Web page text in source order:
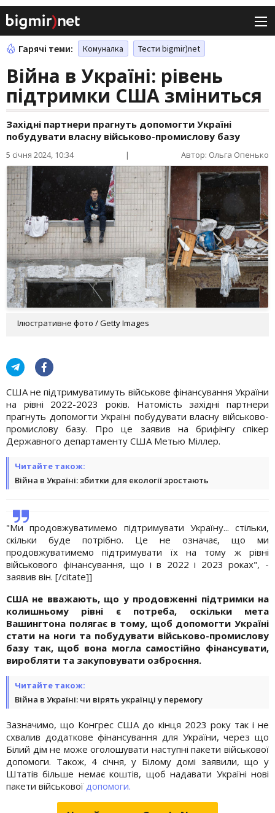
Гарячі теми: Комуналка Тести bigmir)net
Війна в Україні: рівень
підтримки США зміниться
Західні партнери прагнуть допомогти Україні
побудувати власну військово-промислову базу
5 січня 2024, 10:34 | Автор: Ольга Опенько
Ілюстративне фото / Getty Images
США не підтримуватимуть військове фінансування України
на рівні 2022-2023 років. Натомість західні партнери
прагнуть допомогти Україні побудувати власну військово-
промислову базу. Про це заявив на брифінгу спікер
Державного департаменту США Метью Міллер.
Читайте також:
Війна в Україні: збитки для екології зростають
"Ми продовжуватимемо підтримувати Україну... стільки,
скільки буде потрібно. Це не означає, що ми
продовжуватимемо підтримувати їх на тому ж рівні
військового фінансування, що і в 2022 і 2023 роках", -
заявив він. [/citate]]
США не вважають, що у продовженні підтримки на
колишньому рівні є потреба, оскільки мета
Вашингтона полягає в тому, щоб допомогти Україні
стати на ноги та побудувати військово-промислову
базу так, щоб вона могла самостійно фінансувати,
виробляти та закуповувати озброєння.
Читайте також:
Війна в Україні: чи вірять українці у перемогу
Зазначимо, що Конгрес США до кінця 2023 року так і не
схвалив додаткове фінансування для України, через що
Білий дім не може оголошувати наступні пакети військової
допомоги. Також, 4 січня, у Білому домі заявили, що у
Штатів більше немає коштів, щоб надавати Україні нові
пакети військової допомоги.